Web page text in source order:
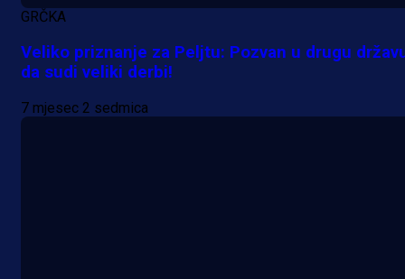
GRČKA
Veliko priznanje za Peljtu: Pozvan u drugu
da sudi veliki derbi!
7 mjesec 2 sedmica